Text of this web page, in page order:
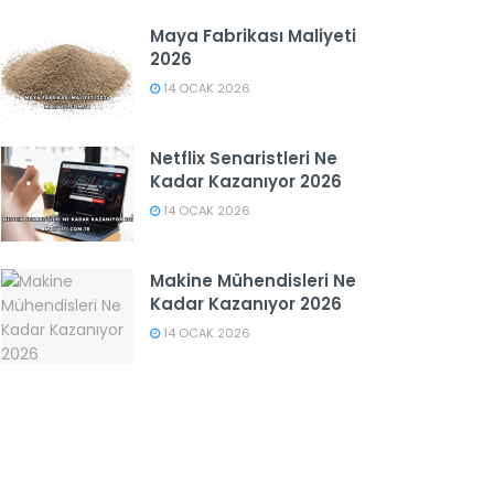
Maya Fabrikası Maliyeti
2026
14 OCAK 2026
Netflix Senaristleri Ne
Kadar Kazanıyor 2026
14 OCAK 2026
Makine Mühendisleri Ne
Kadar Kazanıyor 2026
14 OCAK 2026